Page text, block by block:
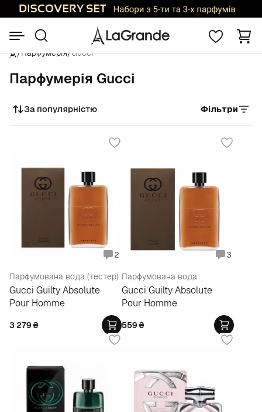
/Парфумерія/Gucci
Парфумерія Gucci
Сортувати
За популярністю Фільтри
2
Парфумована вода (тестер)
Gucci Guilty Absolute
Pour Homme
3 279₴
3
Парфумована вода
Gucci Guilty Absolute
Pour Homme
559₴